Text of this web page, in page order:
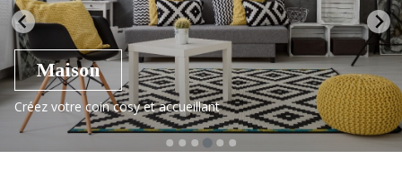
Maison
Créez votre coin cosy et accueillant